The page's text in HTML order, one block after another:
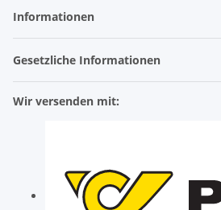
Informationen
Gesetzliche Informationen
Wir versenden mit: